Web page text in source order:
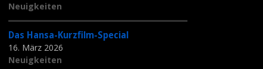
Neuigkeiten
Das Hansa-Kurzfilm-Special
16. März 2026
Neuigkeiten